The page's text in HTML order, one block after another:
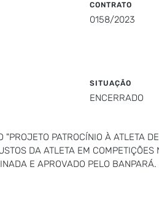
CONTRATO
0158/2023
SITUAÇÃO
ENCERRADO
PATROCÍNIO À ATLETA
DA ATLETA EM
E APROVADO PELO BANPARÁ.